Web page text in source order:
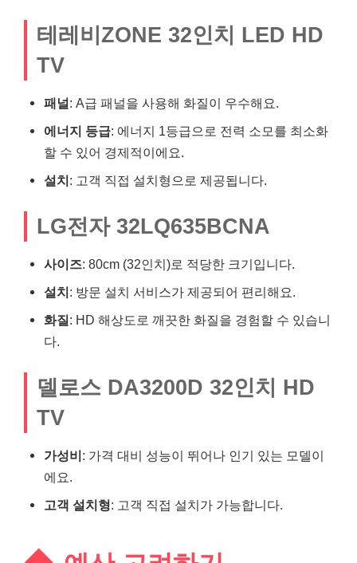
테레비ZONE 32인치 LED HD
TV
패널: A급 패널을 사용해 화질이 우수해요.
에너지 등급: 에너지 1등급으로 전력 소모를 최소화
할 수 있어 경제적이에요.
설치: 고객 직접 설치형으로 제공됩니다.
LG전자 32LQ635BCNA
사이즈: 80cm (32인치)로 적당한 크기입니다.
설치: 방문 설치 서비스가 제공되어 편리해요.
화질: HD 해상도로 깨끗한 화질을 경험할 수 있습니
다.
델로스 DA3200D 32인치 HD
TV
가성비: 가격 대비 성능이 뛰어나 인기 있는 모델이
에요.
고객 설치형: 고객 직접 설치가 가능합니다.